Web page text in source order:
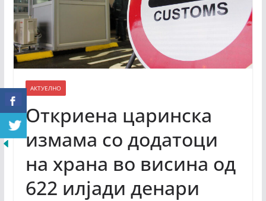
АКТУЕЛНО
Откриена царинска
измама со додатоци
на храна во висина од
622 илјади денари